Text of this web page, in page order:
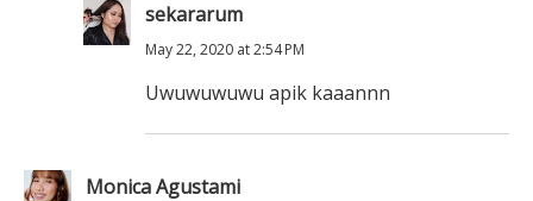
sekararum
May 22, 2020 at 2:54 PM
Uwuwuwuwu apik kaaannn
Monica Agustami